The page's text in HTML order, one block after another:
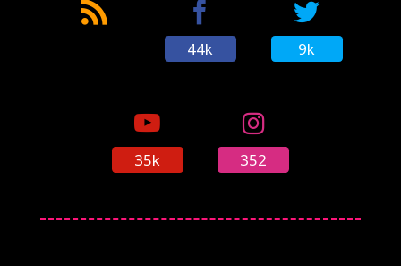
44k 9k
35k 352